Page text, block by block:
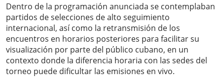
Dentro de la programación anunciada se contemplaban
partidos de selecciones de alto seguimiento
internacional, así como la retransmisión de los
encuentros en horarios posteriores para facilitar su
visualización por parte del público cubano, en un
contexto donde la diferencia horaria con las sedes del
torneo puede dificultar las emisiones en vivo.